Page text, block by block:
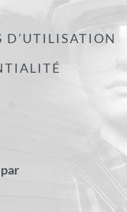
D’UTILISATION